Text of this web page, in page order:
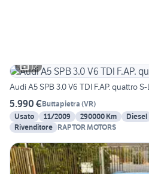
12
Audi A5 SPB 3.0 V6 TDI F.AP. quattro
5.990 €Buttapietra (VR)
Usato
11/2009 290000 Km Diesel
Rivenditore RAPTOR MOTORS